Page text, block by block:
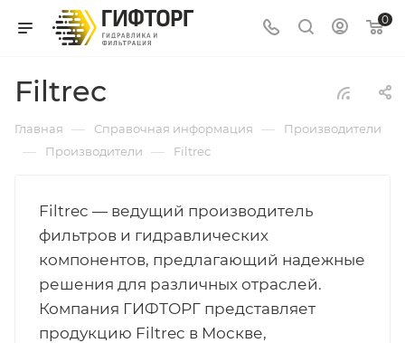
0
Filtrec
Главная — Справочная информация — Производители
— Производители — Filtrec
Filtrec — ведущий производитель
фильтров и гидравлических
компонентов, предлагающий надежные
решения для различных отраслей.
Компания ГИФТОРГ представляет
продукцию Filtrec в Москве,